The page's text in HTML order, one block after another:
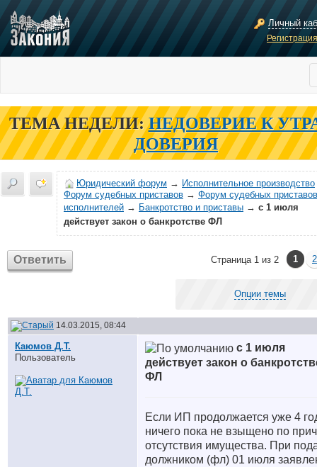
Личный
ТЕМА НЕДЕЛИ: НЕДОВЕРИЕ К
ДОВЕРИЯ
Юридический форум → Исполнительное производство
Форум судебных приставов → Форум судебных
исполнителей → Банкротство и приставы → с 1 июля
действует закон о банкротстве ФЛ
Ответить Страница 1 из 2 1 2
Опции темы
14.03.2015, 08:44
Каюмов Д.Т.
Пользователь
с 1 июля
действует закон о
ФЛ
Если ИП продолжается уже 4
ничего пока не взыщено по
отсутствия имущества. При
должником (фл) 01 июля